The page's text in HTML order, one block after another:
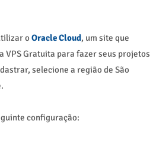
o Oracle Cloud, um site que
VPS Gratuita para fazer seus projetos
selecione a região de São
configuração: